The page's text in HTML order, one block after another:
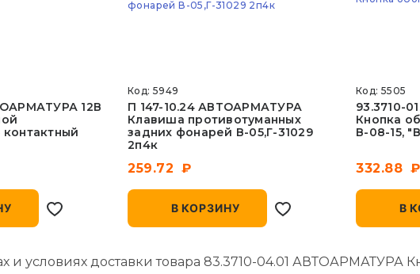
12В
Код: 5949
П 147-10.24 АВТОАРМАТУРА
Клавиша противотуманных
задних фонарей В-05,Г-31029
2п4к
259.72
В КОРЗИНУ
Код: 5505
93.3710-
Кнопка
В-08-15,
332.88
В
условиях доставки товара 83.3710-04.01 АВТОАРМАТУРА